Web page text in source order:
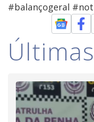
#balançogeral
Últimas